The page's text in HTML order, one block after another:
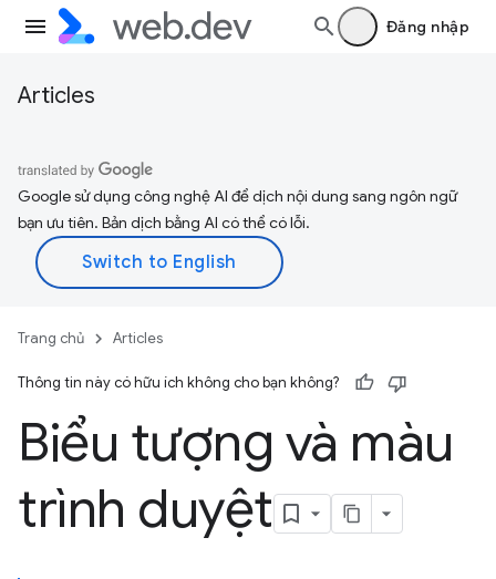
Đăng nhập
Articles
Google sử dụng công nghệ AI để dịch nội dung sang ngôn ngữ
bạn ưu tiên. Bản dịch bằng AI có thể có lỗi.
Trang chủ Articles
Thông tin này có hữu ích không cho bạn không?
Biểu tượng và màu
trình duyệt